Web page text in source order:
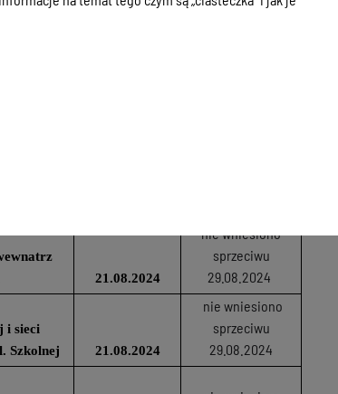
21.08.2024
nie wniesiono
sprzeciwu
29.08.2024
i sieci
Szkolnej
21.08.2024
nie wniesiono
sprzeciwu
29.08.2024